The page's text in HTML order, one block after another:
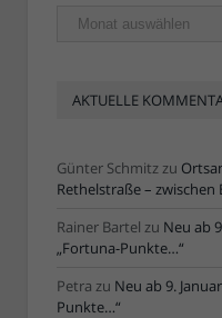
Ältere
Artikel
AKTUELLE
Günter Schmitzzu
Rethelstraße –
Rainer Bartel zu Neu ab
„Fortuna-Punkte…“
Petra zu Neu ab 9.
Punkte…“